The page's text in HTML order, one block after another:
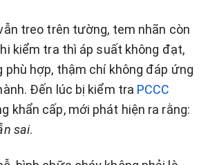
treo trên tường, tem nhãn còn
kiểm tra thì áp suất không đạt,
phù hợp, thậm chí không đáp ứng
Đến lúc bị kiểm tra PCCC
khẩn cấp, mới phát hiện ra rằng:
sai.